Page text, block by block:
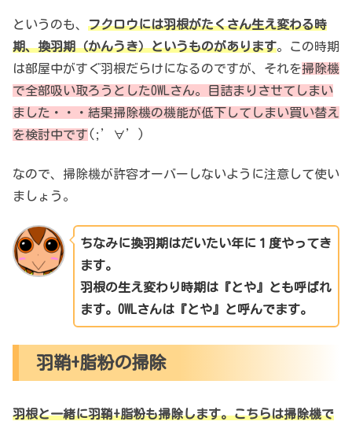
というのも、 フクロウには羽根がたくさん生え変わる時
期、換羽期（かんうき）というものがあります。この時期
は部屋中がすぐ羽根だらけになるのですが、それを掃除機
で全部吸い取ろうとしたOWLさん。目詰まりさせてしまい
ました・・・結果掃除機の機能が低下してしまい買い替え
を検討中です(;’∀’)
なので、掃除機が許容オーバーしないように注意して使い
ましょう。
ちなみに換羽期はだいたい年に１度やってき
ます。
羽根の生え変わり時期は『とや』とも呼ばれ
ます。OWLさんは『とや』と呼んでます。
羽鞘+脂粉の掃除
羽根と一緒に羽鞘+脂粉も掃除します。こちらは掃除機で